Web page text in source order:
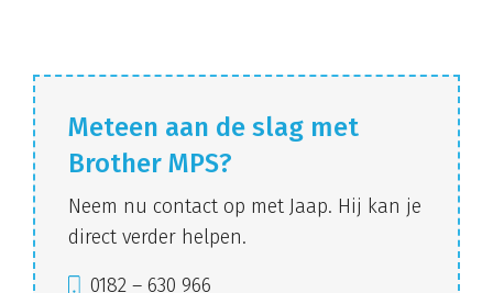
Meteen aan de slag met
Brother MPS?
Neem nu contact op met Jaap. Hij kan je
direct verder helpen.
0182 – 630 966